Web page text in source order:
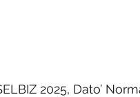
2025, Dato’